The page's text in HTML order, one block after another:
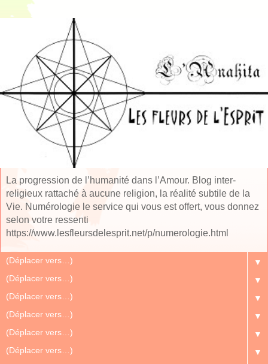
La progression de l’humanité dans l’Amour. Blog inter-
religieux rattaché à aucune religion, la réalité subtile de la
Vie. Numérologie le service qui vous est offert, vous donnez
selon votre ressenti
https://www.lesfleursdelesprit.net/p/numerologie.html
▼
▼
▼
▼
▼
▼